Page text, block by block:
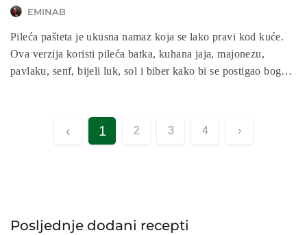
EMINAB
Pileća pašteta je ukusna namaz koja se lako pravi kod kuće.
Ova verzija koristi pileća batka, kuhana jaja, majonezu,
pavlaku, senf, bijeli luk, sol i biber kako bi se postigao bogat
konzervanse. Uz nekoliko jednostavnih sastojaka i malo
vremena, ova pašteta je idealna za razne prilike - od doručka
‹ 1 2 3 4 ›
Posljednje dodani recepti